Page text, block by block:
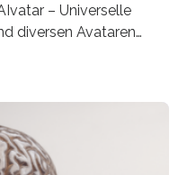
– Universelle
diversen Avataren
Euro. Dabei
KI-gestützte
für realistische